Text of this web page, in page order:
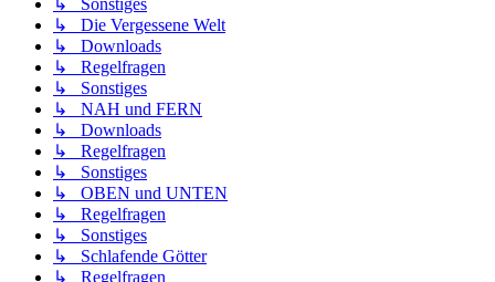
↳ Sonstiges
↳ Die Vergessene Welt
↳ Downloads
↳ Regelfragen
↳ Sonstiges
↳ NAH und FERN
↳ Downloads
↳ Regelfragen
↳ Sonstiges
↳ OBEN und UNTEN
↳ Regelfragen
↳ Sonstiges
↳ Schlafende Götter
↳ Regelfragen